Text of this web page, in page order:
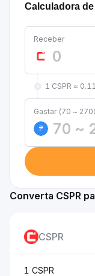
Calculadora
Receber
1 CSPR ≈
Gastar (70 ~
₱
Converta CSPR
CSPR
1 CSPR